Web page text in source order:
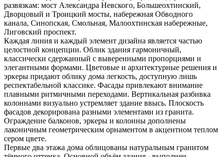
развязкам: мост Александра Невского, Большеохтинский,
Дворцовый и Троицкий мосты, набережная Обводного
канала, Синопская, Смольная, Малоохтинская набережные,
Лиговский проспект.
Каждая линия и каждый элемент дизайна является частью
целостной концепции. Облик здания гармоничный,
классически сдержанный с выверенными пропорциями и
элегантными формами. Цветовые и архитектурные решения и
эркеры придают облику дома легкость, доступную лишь
респектабельной классике. Фасады привлекают внимание
плавными ритмичными переходами. Вертикальная разбивка
колоннами визуально устремляет здание ввысь. Плоскость
фасадов декорирована разными элементами из гранита.
Ограждение балконов, эркеры и колонны дополнены
лаконичным геометрическим орнаментом в акцентном теплом
сером цвете.
Первые два этажа дома облицованы натуральным гранитом